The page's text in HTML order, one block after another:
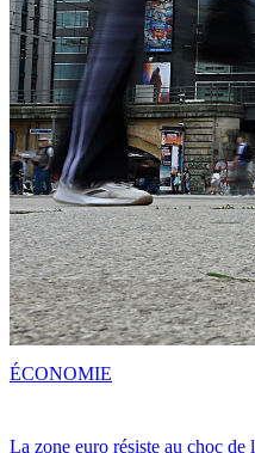
La zone euro résiste au choc
ÉCONOMIE